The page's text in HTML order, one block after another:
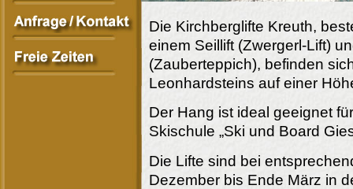
Die Kirchberglifte Kreuth,
einem Seillift (Zwergerl-Lift)
(Zauberteppich), befinden
Leonhardsteins auf einer
Der Hang ist ideal geeignet
Skischule „Ski und Board
Die Lifte sind bei
Dezember bis Ende März in